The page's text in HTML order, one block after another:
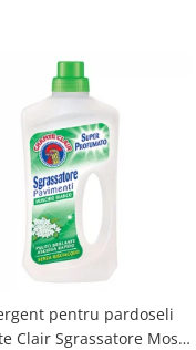
pentru pardoseli
Clair Sgrassatore Mosc